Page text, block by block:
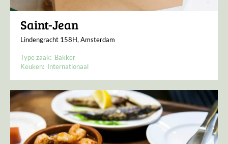
Saint-Jean
Lindengracht 158H, Amsterdam
Type zaak: Bakker
Keuken: Internationaal